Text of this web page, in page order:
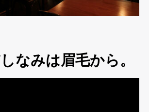
なみは眉毛から。